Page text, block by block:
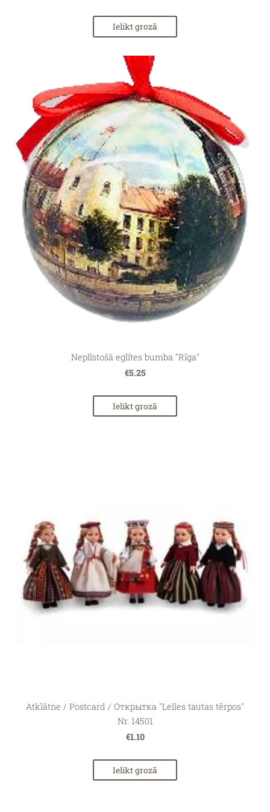
Ielikt grozā
Neplīstošā eglītes bumba "Rīga"
€5.25
Ielikt grozā
Atklātne / Postcard / Открытка "Lelles tautas tērpos"
Nr. 14501
€1.10
Ielikt grozā